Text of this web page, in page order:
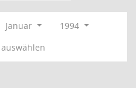
Januar
1994